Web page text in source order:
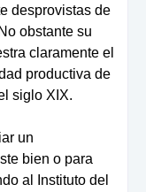
desprovistas de
obstante su
claramente el
productiva de
siglo XIX.
un
bien o para
al Instituto del